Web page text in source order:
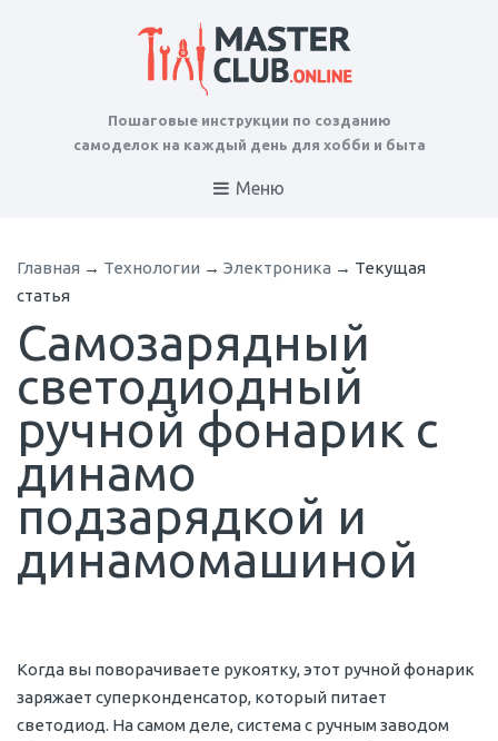
Пошаговые инструкции по созданию
самоделок на каждый день для хобби и быта
Меню
Главная → Технологии → Электроника → Текущая
статья
Самозарядный
светодиодный
ручной фонарик с
динамо
подзарядкой и
динамомашиной
Когда вы поворачиваете рукоятку, этот ручной фонарик
заряжает суперконденсатор, который питает
светодиод. На самом деле, система с ручным заводом